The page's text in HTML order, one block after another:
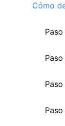
Cómo
ase en
ayeru
ayer
yer